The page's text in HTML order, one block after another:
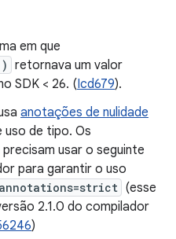
em que
retornava um valor
SDK < 26. (Icd679).
anotações de nulidade
uso de tipo. Os
usar o seguinte
para garantir o uso
(esse
2.1.0 do compilador
)